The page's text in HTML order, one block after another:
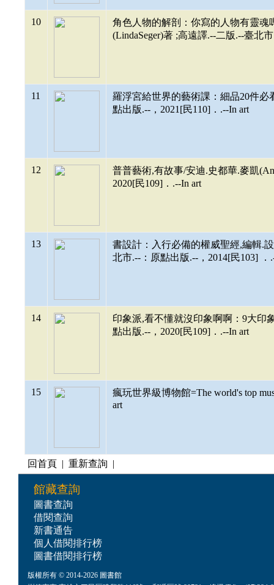
10
角色人物的解剖：你寫的人物有靈
(LindaSeger)著 ;高遠譯.--二版.--臺北
11
羅浮宮給世界的藝術課：細品20件
點出版.--，2021[民110]．.--In art
12
普普藝術,有故事/安迪.史都華.麥凱
2020[民109]．.--In art
13
書設計：入行必備的權威聖經,編輯.
北市.--：原點出版.--，2014[民103] ．
14
印象派,看不懂就沒印象啊啊：9大印
點出版.--，2020[民109]．.--In art
15
瘋玩世界級博物館=The world's top
art
回首頁 | 重新查詢 |
館藏查詢
圖書查詢
借閱查詢
新書通告
個人借閱排行榜
圖書借閱排行榜
版權所有 © 2014-2026 圖書館